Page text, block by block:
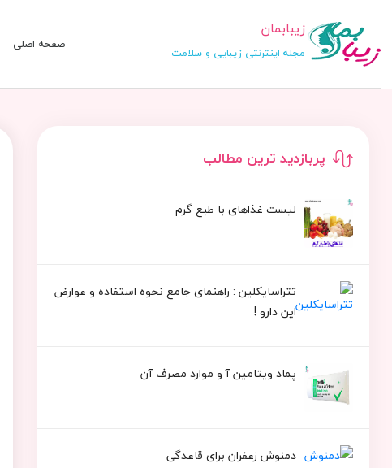
زیبابمان
مجله اینترنتی زیبایی و سلامت صفحه اصلی
پربازدید ترین مطالب
لیست غذاهای با طبع گرم
تتراسایکلین : راهنمای جامع نحوه استفاده و عوارض
این دارو !
پماد ویتامین آ و موارد مصرف آن
دمنوش زعفران برای قاعدگی